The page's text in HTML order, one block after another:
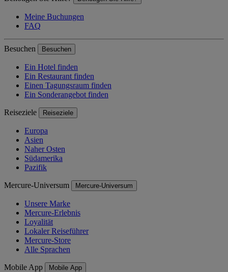
Meine Buchungen
FAQ
Besuchen Besuchen
Ein Hotel finden
Ein Restaurant finden
Einen Tagungsraum finden
Ein Sonderangebot finden
Reiseziele Reiseziele
Europa
Asien
Naher Osten
Südamerika
Pazifik
Mercure-Universum Mercure-Universum
Unsere Marke
Mercure-Erlebnis
Loyalität
Lokaler Reiseführer
Mercure-Store
Alle Sprachen
Mobile App Mobile App